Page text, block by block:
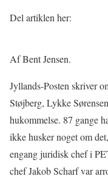
Del artiklen her:
Af Bent Jensen.
Jyllands-Posten skriver
Støjberg, Lykke
hukommelse. 87 gange
ikke husker noget om
engang juridisk chef i
chef Jakob Scharf var